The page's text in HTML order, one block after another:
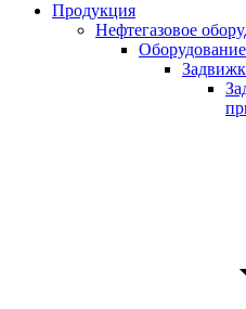
Продукция
Нефтегазовое